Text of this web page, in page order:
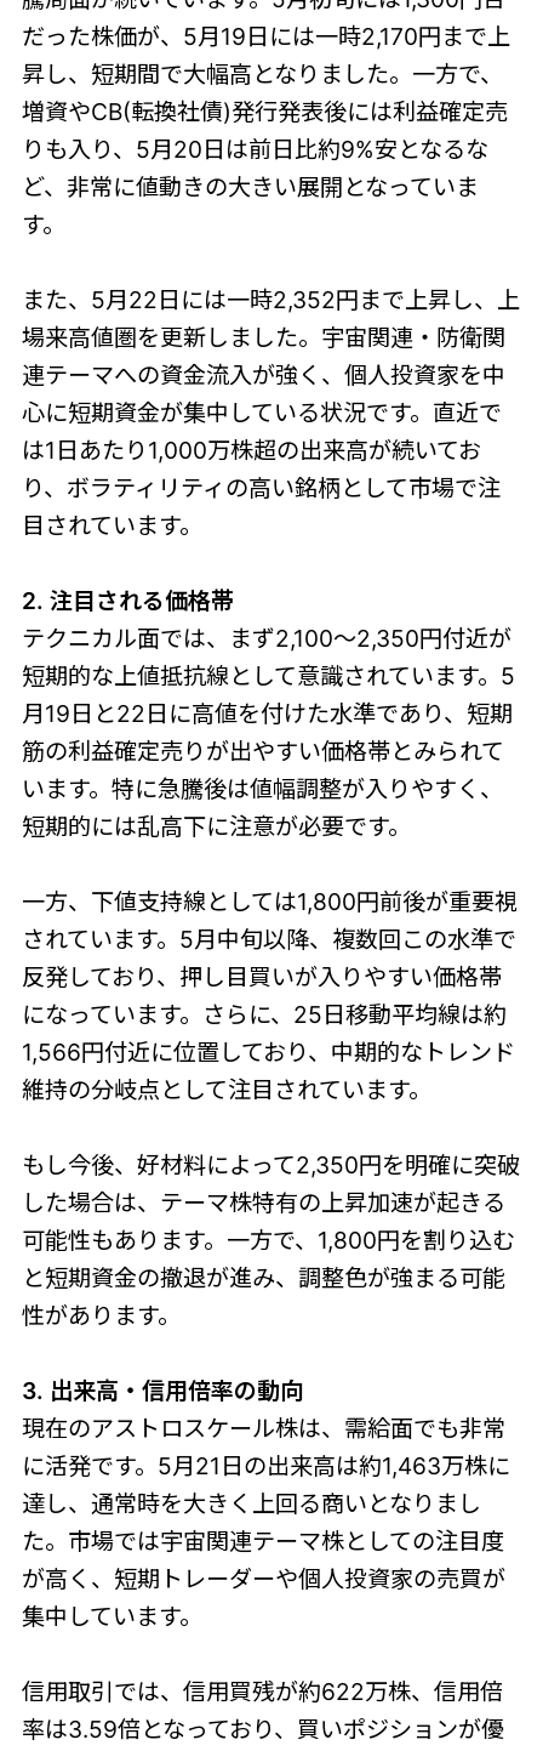
だった株価が、5月19日には一時2,170円まで上
昇し、短期間で大幅高となりました。一方で、
増資やCB(転換社債)発行発表後には利益確定売
りも入り、5月20日は前日比約9%安となるな
ど、非常に値動きの大きい展開となっていま
す。
また、5月22日には一時2,352円まで上昇し、上
場来高値圏を更新しました。宇宙関連・防衛関
連テーマへの資金流入が強く、個人投資家を中
心に短期資金が集中している状況です。直近で
は1日あたり1,000万株超の出来高が続いてお
り、ボラティリティの高い銘柄として市場で注
目されています。
2. 注目される価格帯
テクニカル面では、まず2,100〜2,350円付近が
短期的な上値抵抗線として意識されています。5
月19日と22日に高値を付けた水準であり、短期
筋の利益確定売りが出やすい価格帯とみられて
います。特に急騰後は値幅調整が入りやすく、
短期的には乱高下に注意が必要です。
一方、下値支持線としては1,800円前後が重要視
されています。5月中旬以降、複数回この水準で
反発しており、押し目買いが入りやすい価格帯
になっています。さらに、25日移動平均線は約
1,566円付近に位置しており、中期的なトレンド
維持の分岐点として注目されています。
もし今後、好材料によって2,350円を明確に突破
した場合は、テーマ株特有の上昇加速が起きる
可能性もあります。一方で、1,800円を割り込む
と短期資金の撤退が進み、調整色が強まる可能
性があります。
3. 出来高・信用倍率の動向
現在のアストロスケール株は、需給面でも非常
に活発です。5月21日の出来高は約1,463万株に
達し、通常時を大きく上回る商いとなりまし
た。市場では宇宙関連テーマ株としての注目度
が高く、短期トレーダーや個人投資家の売買が
集中しています。
信用取引では、信用買残が約622万株、信用倍
率は3.59倍となっており、買いポジションが優